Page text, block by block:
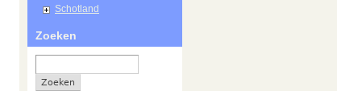
Schotland
Zoeken